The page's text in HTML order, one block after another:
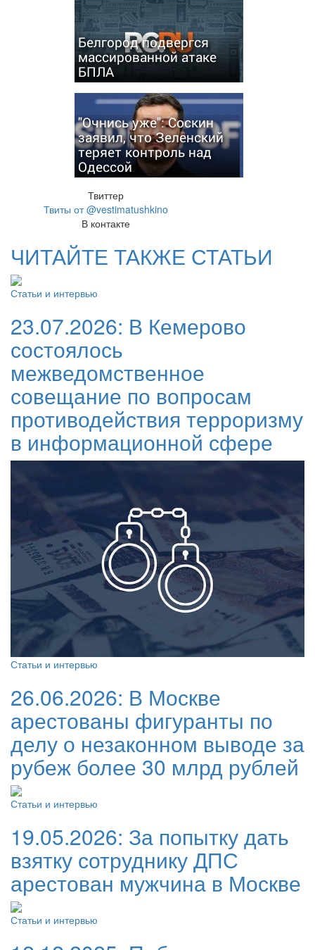
Белгород подвергся
массированной атаке
БПЛА
"Очнись уже": Соскин
заявил, что Зеленский
теряет контроль над
Одессой
Твиттер
Твиты от @vestimatushkino
В контакте
ЧИТАЙТЕ ТАКЖЕ СТАТЬИ
Статьи и интервью
23.07.2026: В Кемерово
состоялось
межведомственное
совещание по вопросам
противодействия терроризму
в информационной сфере
Статьи и интервью
26.06.2026: В Москве
арестованы фигуранты по
делу о незаконном выводе за
рубеж более 30 млрд рублей
Статьи и интервью
19.05.2026: За попытку дать
взятку сотруднику ДПС
арестован мужчина в Москве
Статьи и интервью